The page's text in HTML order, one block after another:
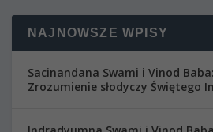
NAJNOWSZE WPISY
Sacinandana Swami i Vinod Baba:
Zrozumienie słodyczy Świętego